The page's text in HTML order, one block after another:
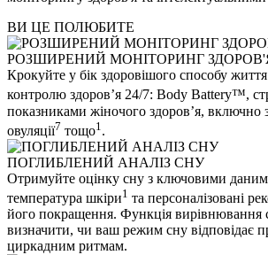
ВИ ЦЕ ПОЛЮБИТЕ
РОЗШИРЕНИЙ МОНІТОРИНГ
Крокуйте у бік здоровішого способу
контролю здоров’я 24/7: Body Battery™,
показниками жіночого здоров’я, включно
овуляції7 тощо1 .
ПОГЛИБЛЕНИЙ АНАЛІЗ СНУ
Отримуйте оцінку сну з ключовими
температура шкіри1 та персоналізовані
його покращення. Функція вирівнювання
визначити, чи ваш режим сну відповідає
циркадним ритмам.